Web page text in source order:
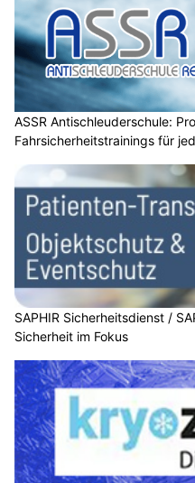
ASSR Antischleuderschule:
Fahrsicherheitstrainings für
SAPHIR Sicherheitsdienst /
Sicherheit im Fokus